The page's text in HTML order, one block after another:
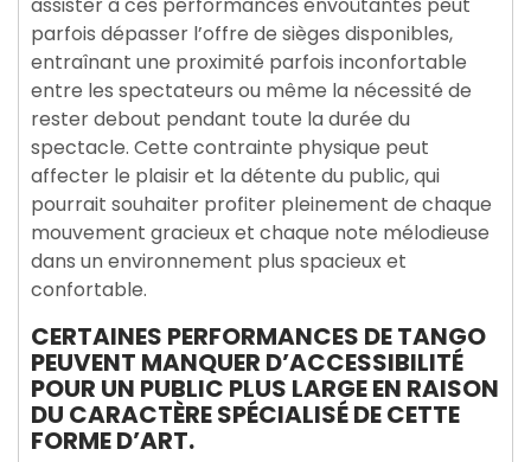
assister à ces performances envoûtantes peut
parfois dépasser l’offre de sièges disponibles,
entraînant une proximité parfois inconfortable
entre les spectateurs ou même la nécessité de
rester debout pendant toute la durée du
spectacle. Cette contrainte physique peut
affecter le plaisir et la détente du public, qui
pourrait souhaiter profiter pleinement de chaque
mouvement gracieux et chaque note mélodieuse
dans un environnement plus spacieux et
confortable.
CERTAINES PERFORMANCES DE TANGO
PEUVENT MANQUER D’ACCESSIBILITÉ
POUR UN PUBLIC PLUS LARGE EN RAISON
DU CARACTÈRE SPÉCIALISÉ DE CETTE
FORME D’ART.